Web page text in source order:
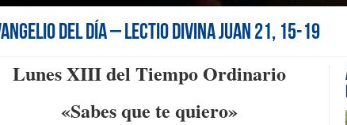
del día – Lectio Divina Juan 21, 15-19
Lunes XIII del Tiempo Ordinario
«Sabes que te quiero»